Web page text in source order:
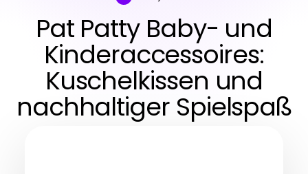
Pat Patty Baby- und
Kinderaccessoires:
Kuschelkissen und
nachhaltiger Spielspaß